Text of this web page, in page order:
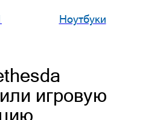
Ноутбуки
игровую